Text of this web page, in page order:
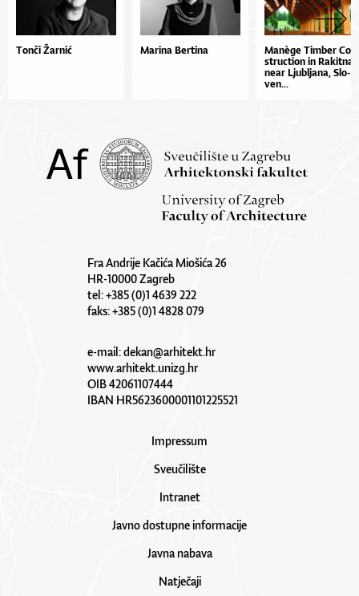
Tonči Žarnić Marina Bertina
Ma­nège Tim­ber Con­
stru­cti­on in Ra­kit­na
ne­ar Lju­bl­ja­na, Slo­
ven...
Fra Andrije Kačića Miošića 26
HR-10000 Zagreb
tel: +385 (0)1 4639 222
faks: +385 (0)1 4828 079
e-mail:dekan@arhitekt.hr
www.arhitekt.unizg.hr
OIB 42061107444
IBAN HR5623600001101225521
Impressum
Sveučilište
Intranet
Javno dostupne informacije
Javna nabava
Natječaji